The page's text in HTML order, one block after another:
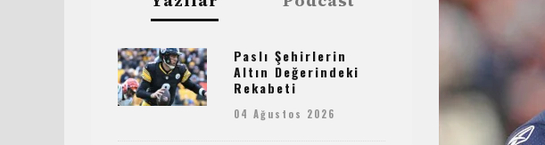
Paslı Şehirlerin
Altın Değerindeki
Rekabeti
04 Ağustos 2026